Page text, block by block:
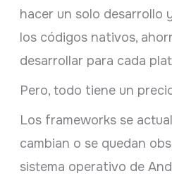
hacer un solo desarrollo
los códigos nativos,
desarrollar para cada
Pero, todo tiene un
Los frameworks se
cambian o se quedan
sistema operativo de